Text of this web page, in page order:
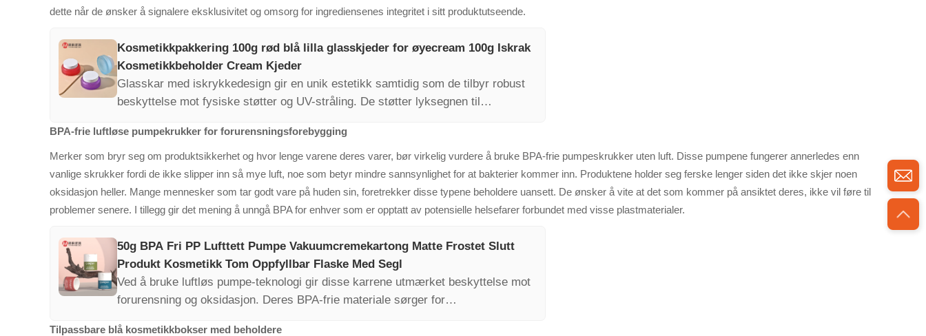
dette når de ønsker å signalere eksklusivitet og omsorg for ingrediensenes integritet i sitt produktutseende.
Kosmetikkpakkering 100g rød blå lilla glasskjeder for øyecream 100g Iskrak
Kosmetikkbeholder Cream Kjeder
Glasskar med iskrykkedesign gir en unik estetikk samtidig som de tilbyr robust
beskyttelse mot fysiske støtter og UV-stråling. De støtter lyksegnen til
BPA-frie luftløse pumpekrukker for forurensningsforebygging
Merker som bryr seg om produktsikkerhet og hvor lenge varene deres varer, bør virkelig vurdere å bruke BPA-frie pumpeskrukker uten luft. Disse pumpene fungerer annerledes enn
vanlige skrukker fordi de ikke slipper inn så mye luft, noe som betyr mindre sannsynlighet for at bakterier kommer inn. Produktene holder seg ferske lenger siden det ikke skjer noen
oksidasjon heller. Mange mennesker som tar godt vare på huden sin, foretrekker disse typene beholdere uansett. De ønsker å vite at det som kommer på ansiktet deres, ikke vil føre til
problemer senere. I tillegg gir det mening å unngå BPA for enhver som er opptatt av potensielle helsefarer forbundet med visse plastmaterialer.
50g BPA Fri PP Lufttett Pumpe Vakuumcremekartong Matte Frostet Slutt
Produkt Kosmetikk Tom Oppfyllbar Flaske Med Segl
Ved å bruke luftløs pumpe-teknologi gir disse karrene utmærket beskyttelse mot
forurensning og oksidasjon. Deres BPA-frie materiale sørger for
Tilpassbare blå kosmetikkbokser med beholdere